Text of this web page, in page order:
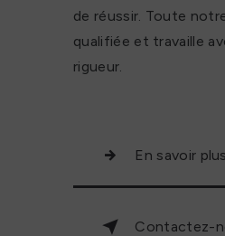
de réussir. Toute
qualifiée et travaille
rigueur.
En savoir plus
Contactez-